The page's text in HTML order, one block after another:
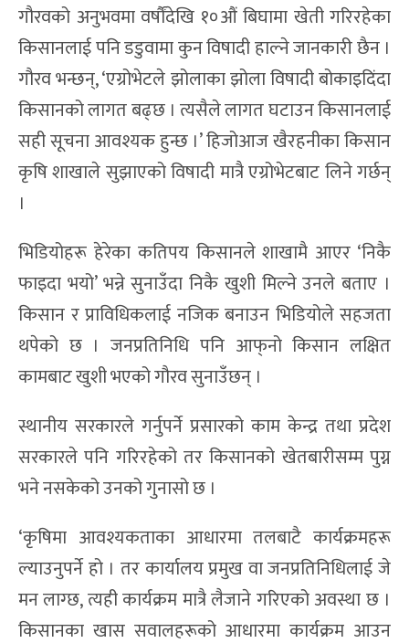
गौरवको अनुभवमा वर्षौंदेखि १०औं बिघामा खेती गरिरहेका
किसानलाई पनि डडुवामा कुन विषादी हाल्ने जानकारी छैन ।
गौरव भन्छन्, ‘एग्रोभेटले झोलाका झोला विषादी बोकाइदिंदा
किसानको लागत बढ्छ । त्यसैले लागत घटाउन किसानलाई
सही सूचना आवश्यक हुन्छ ।’ हिजोआज खैरहनीका किसान
कृषि शाखाले सुझाएको विषादी मात्रै एग्रोभेटबाट लिने गर्छन्
।
भिडियोहरू हेरेका कतिपय किसानले शाखामै आएर ‘निकै
फाइदा भयो’ भन्ने सुनाउँदा निकै खुशी मिल्ने उनले बताए ।
किसान र प्राविधिकलाई नजिक बनाउन भिडियोले सहजता
थपेको छ । जनप्रतिनिधि पनि आफ्‌नो किसान लक्षित
कामबाट खुशी भएको गौरव सुनाउँछन् ।
स्थानीय सरकारले गर्नुपर्ने प्रसारको काम केन्द्र तथा प्रदेश
सरकारले पनि गरिरहेको तर किसानको खेतबारीसम्म पुग्न
भने नसकेको उनको गुनासो छ ।
‘कृषिमा आवश्यकताका आधारमा तलबाटै कार्यक्रमहरू
ल्याउनुपर्ने हो । तर कार्यालय प्रमुख वा जनप्रतिनिधिलाई जे
मन लाग्छ, त्यही कार्यक्रम मात्रै लैजाने गरिएको अवस्था छ ।
किसानका खास सवालहरूको आधारमा कार्यक्रम आउन